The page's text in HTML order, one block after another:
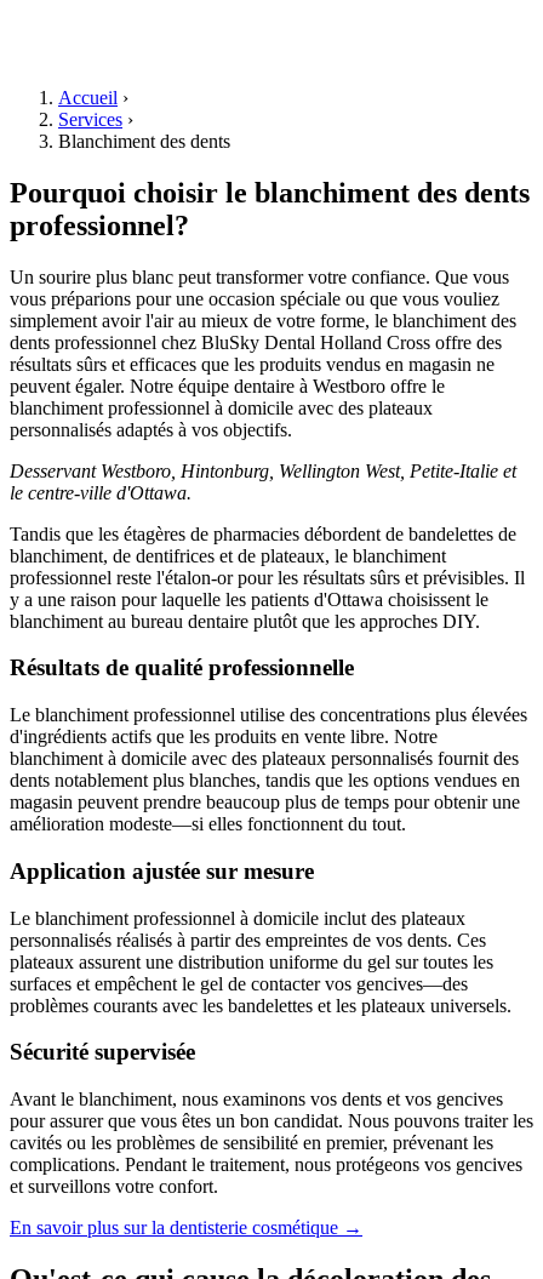
Accueil ›
Services ›
Blanchiment des dents
Pourquoi choisir le blanchiment des dents
professionnel?
Un sourire plus blanc peut transformer votre confiance. Que vous
vous préparions pour une occasion spéciale ou que vous vouliez
simplement avoir l'air au mieux de votre forme, le blanchiment des
dents professionnel chez BluSky Dental Holland Cross offre des
résultats sûrs et efficaces que les produits vendus en magasin ne
peuvent égaler. Notre équipe dentaire à Westboro offre le
blanchiment professionnel à domicile avec des plateaux
personnalisés adaptés à vos objectifs.
Desservant Westboro, Hintonburg, Wellington West, Petite-Italie et
le centre-ville d'Ottawa.
Tandis que les étagères de pharmacies débordent de bandelettes de
blanchiment, de dentifrices et de plateaux, le blanchiment
professionnel reste l'étalon-or pour les résultats sûrs et prévisibles. Il
y a une raison pour laquelle les patients d'Ottawa choisissent le
blanchiment au bureau dentaire plutôt que les approches DIY.
Résultats de qualité professionnelle
Le blanchiment professionnel utilise des concentrations plus élevées
d'ingrédients actifs que les produits en vente libre. Notre
blanchiment à domicile avec des plateaux personnalisés fournit des
dents notablement plus blanches, tandis que les options vendues en
magasin peuvent prendre beaucoup plus de temps pour obtenir une
amélioration modeste—si elles fonctionnent du tout.
Application ajustée sur mesure
Le blanchiment professionnel à domicile inclut des plateaux
personnalisés réalisés à partir des empreintes de vos dents. Ces
plateaux assurent une distribution uniforme du gel sur toutes les
surfaces et empêchent le gel de contacter vos gencives—des
problèmes courants avec les bandelettes et les plateaux universels.
Sécurité supervisée
Avant le blanchiment, nous examinons vos dents et vos gencives
pour assurer que vous êtes un bon candidat. Nous pouvons traiter les
cavités ou les problèmes de sensibilité en premier, prévenant les
complications. Pendant le traitement, nous protégeons vos gencives
et surveillons votre confort.
En savoir plus sur la dentisterie cosmétique →